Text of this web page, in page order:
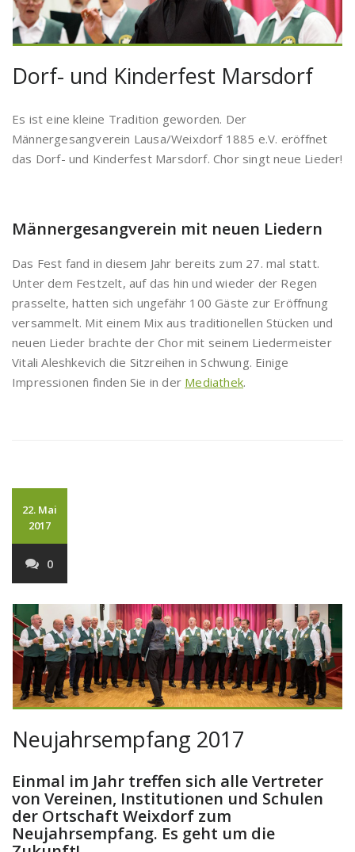
Dorf- und Kinderfest Marsdorf
Es ist eine kleine Tradition geworden. Der
Männergesangverein Lausa/Weixdorf 1885 e.V. eröffnet
das Dorf- und Kinderfest Marsdorf. Chor singt neue Lieder!
Männergesangverein mit neuen Liedern
Das Fest fand in diesem Jahr bereits zum 27. mal statt.
Unter dem Festzelt, auf das hin und wieder der Regen
prasselte, hatten sich ungefähr 100 Gäste zur Eröffnung
versammelt. Mit einem Mix aus traditionellen Stücken und
neuen Lieder brachte der Chor mit seinem Liedermeister
Vitali Aleshkevich die Sitzreihen in Schwung. Einige
Impressionen finden Sie in der Mediathek.
22. Mai
2017
0
Neujahrsempfang 2017
Einmal im Jahr treffen sich alle Vertreter
von Vereinen, Institutionen und Schulen
der Ortschaft Weixdorf zum
Neujahrsempfang. Es geht um die